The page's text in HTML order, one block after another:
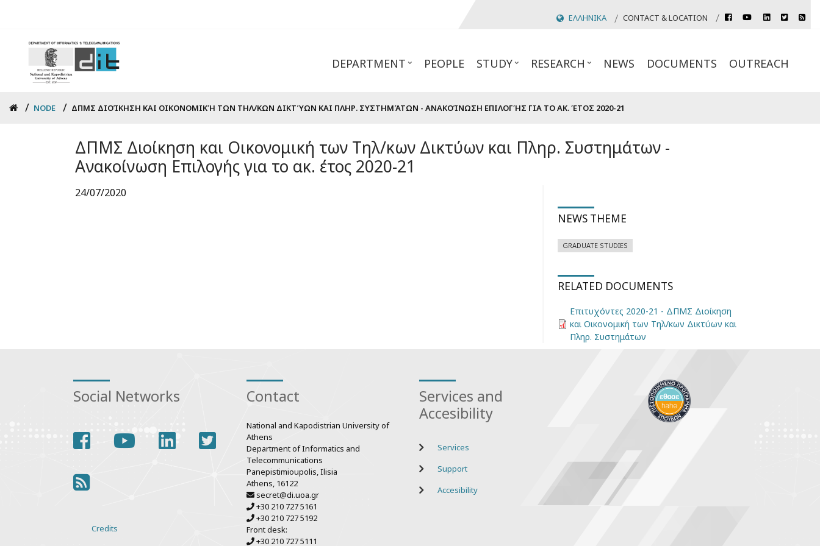
content
ΕΛΛΗΝΙΚΑ
Top
CONTACT & LOCATION facebookyoutubelinkedintwitterrss
DEPARTMENT PEOPLE STUDY RESEARCH NEWS DOCUMENTS OUTREACH
Breadcrumb
NODE ΔΠΜΣ ΔΙΟΊΚΗΣΗ ΚΑΙ ΟΙΚΟΝΟΜΙΚΉ ΤΩΝ ΤΗΛ/ΚΩΝ ΔΙΚΤΎΩΝ ΚΑΙ ΠΛΗΡ. ΣΥΣΤΗΜΆΤΩΝ - ΑΝΑΚΟΊΝΩΣΗ ΕΠΙΛΟΓΉΣ ΓΙΑ ΤΟ ΑΚ. ΈΤΟΣ 2020-21
ΔΠΜΣ Διοίκηση και Οικονομική των Τηλ/κων Δικτύων και Πληρ. Συστημάτων -
Ανακοίνωση Επιλογής για το ακ. έτος 2020-21
24/07/2020
NEWS THEME
GRADUATE STUDIES
RELATED DOCUMENTS
Επιτυχόντες 2020-21 - ΔΠΜΣ Διοίκηση
και Οικονομική των Τηλ/κων Δικτύων και
Πληρ. Συστημάτων
Social Networks
facebookyoutubelinkedintwitter
rss
Various
Credits
Contact
National and Kapodistrian University of
Athens
Department of Informatics and
Telecommunications
Panepistimioupolis, Ilisia
Athens, 16122
secret@di.uoa.gr
+30 210 727 5161
+30 210 727 5192
Front desk:
+30 210 727 5111
Services and
Accesibility
Services
Support
Accesibility